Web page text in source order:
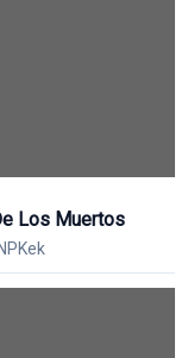
Los Muertos